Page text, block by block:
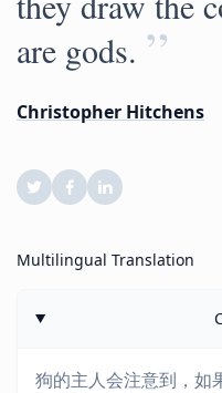
are gods. ”
Christopher Hitchens
Multilingual Translation
狗的主人会注意到，如